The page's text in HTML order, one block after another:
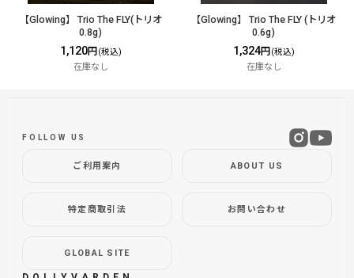
【Glowing】 Trio The FLY(トリオ
0.8g)
1,120円 (税込)
在庫なし
【Glowing】 Trio The FLY (トリオ
0.6g)
1,324円 (税込)
在庫なし
ご利用案内 ABOUT US
特定商取引法 お問い合わせ
GLOBAL SITE
FOLLOW US